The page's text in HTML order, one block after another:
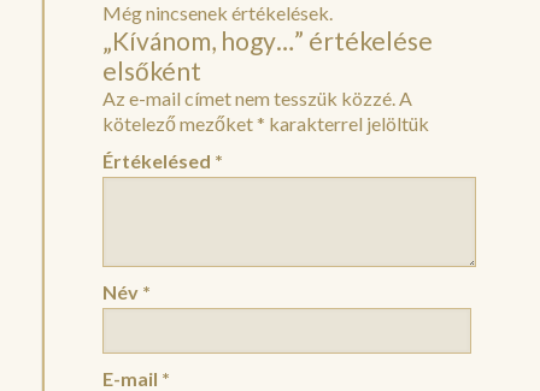
Még nincsenek értékelések.
„Kívánom, hogy…” értékelése
elsőként
Az e-mail címet nem tesszük közzé.A
kötelező mezőket* karakterrel jelöltük
Értékelésed *
Név *
E-mail *